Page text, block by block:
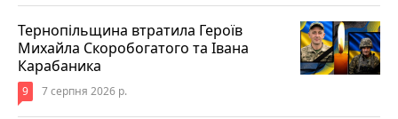
Тернопільщина втратила Героїв
Михайла Скоробогатого та Івана
Карабаника
9 7 серпня 2026 р.